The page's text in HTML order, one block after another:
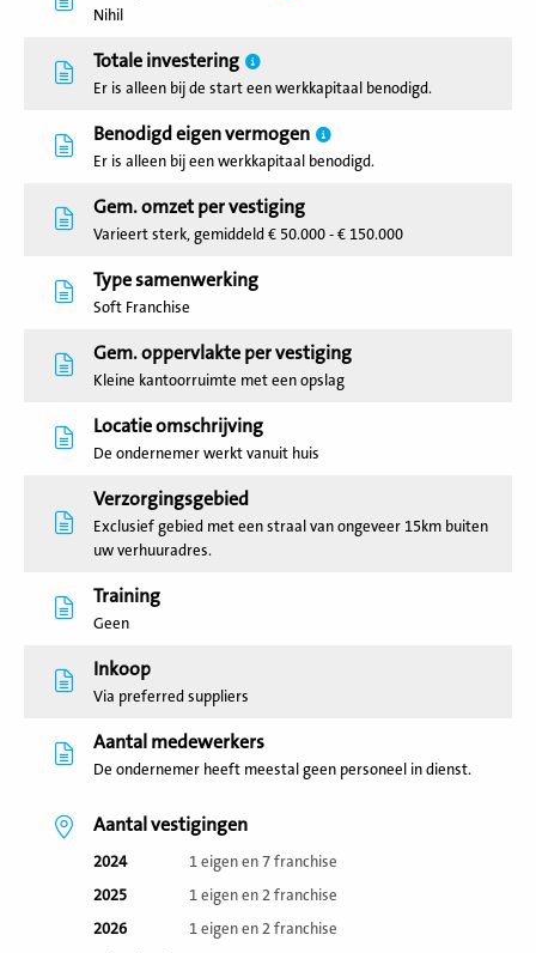
Nihil
Totale investering
Er is alleen bij de start een werkkapitaal benodigd.
Benodigd eigen vermogen
Er is alleen bij een werkkapitaal benodigd.
Gem. omzet per vestiging
Varieert sterk, gemiddeld € 50.000 - € 150.000
Type samenwerking
Soft Franchise
Gem. oppervlakte per vestiging
Kleine kantoorruimte met een opslag
Locatie omschrijving
De ondernemer werkt vanuit huis
Verzorgingsgebied
Exclusief gebied met een straal van ongeveer 15km buiten
uw verhuuradres.
Training
Geen
Inkoop
Via preferred suppliers
Aantal medewerkers
De ondernemer heeft meestal geen personeel in dienst.
Aantal vestigingen
2024
1 eigen en 7 franchise
2025
1 eigen en 2 franchise
2026
1 eigen en 2 franchise